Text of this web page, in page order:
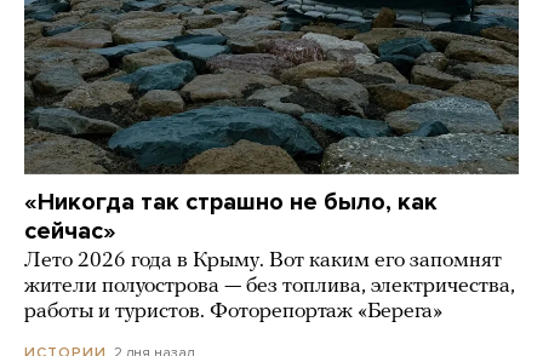
«Никогда так страшно не было, как
сейчас»
Лето 2026 года в Крыму. Вот каким его запомнят
жители полуострова — без топлива, электричества,
работы и туристов. Фоторепортаж «Берега»
ИСТОРИИ 2 дня назад